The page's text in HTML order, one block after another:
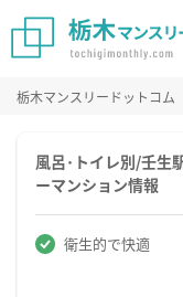
栃木マンスリードットコム
風呂･トイレ別/壬生
ーマンション情報
衛生的で快適